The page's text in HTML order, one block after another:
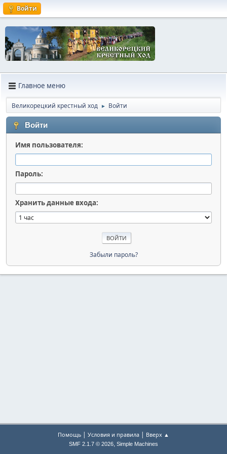
Войти
Главное меню
Великорецкий крестный ход ► Войти
Войти
Имя пользователя:
Пароль:
Хранить данные входа:
Забыли пароль?
Помощь | Условия и правила | Вверх ▲
SMF 2.1.7 © 2026, Simple Machines